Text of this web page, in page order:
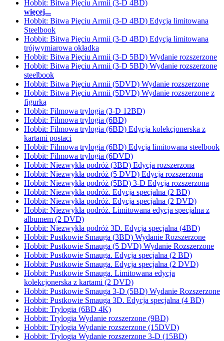
Hobbit: Bitwa Pięciu Armii (3-D 4BD)
więcej...
Hobbit: Bitwa Pięciu Armii (3-D 4BD) Edycja limitowana
Steelbook
Hobbit: Bitwa Pięciu Armii (3-D 4BD) Edycja limitowana
trójwymiarowa okładka
Hobbit: Bitwa Pięciu Armii (3-D 5BD) Wydanie rozszerzone
Hobbit: Bitwa Pięciu Armii (3-D 5BD) Wydanie rozszerzone
steelbook
Hobbit: Bitwa Pięciu Armii (5DVD) Wydanie rozszerzone
Hobbit: Bitwa Pięciu Armii (5DVD) Wydanie rozszerzone z
figurką
Hobbit: Filmowa trylogia (3-D 12BD)
Hobbit: Filmowa trylogia (6BD)
Hobbit: Filmowa trylogia (6BD) Edycja kolekcjonerska z
kartami postaci
Hobbit: Filmowa trylogia (6BD) Edycja limitowana steelbook
Hobbit: Filmowa trylogia (6DVD)
Hobbit: Niezwykła podróż (3BD) Edycja rozszerzona
Hobbit: Niezwykła podróż (5 DVD) Edycja rozszerzona
Hobbit: Niezwykła podróż (5BD) 3-D Edycja rozszerzona
Hobbit: Niezwykła podróż. Edycja specjalna (2 BD)
Hobbit: Niezwykła podróż. Edycja specjalna (2 DVD)
Hobbit: Niezwykła podróż. Limitowana edycja specjalna z
albumem (2 DVD)
Hobbit: Niezwykła podróż 3D. Edycja specjalna (4BD)
Hobbit: Pustkowie Smauga (3BD) Wydanie Rozszerzone
Hobbit: Pustkowie Smauga (5 DVD) Wydanie Rozszerzone
Hobbit: Pustkowie Smauga. Edycja specjalna (2 BD)
Hobbit: Pustkowie Smauga. Edycja specjalna (2 DVD)
Hobbit: Pustkowie Smauga. Limitowana edycja
kolekcjonerska z kartami (2 DVD)
Hobbit: Pustkowie Smauga 3-D (5BD) Wydanie Rozszerzone
Hobbit: Pustkowie Smauga 3D. Edycja specjalna (4 BD)
Hobbit: Trylogia (6BD 4K)
Hobbit: Trylogia Wydanie rozszerzone (9BD)
Hobbit: Trylogia Wydanie rozszerzone (15DVD)
Hobbit: Trylogia Wydanie rozszerzone 3-D (15BD)